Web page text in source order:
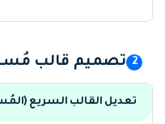
تصميم قالب
تعديل القالب السريع